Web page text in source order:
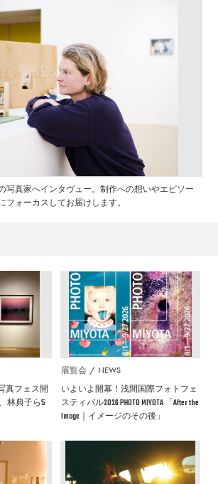
写真家へインタヴュー。制作への想いやエピソー
フォーカスしてお届けします。
真フェス開
林典子ら5
展覧会 NEWS
いよいよ開幕！浅間国際フォトフェ
スティバル2026 PHOTO MIYOTA 「After the
Image｜イメージのその後」